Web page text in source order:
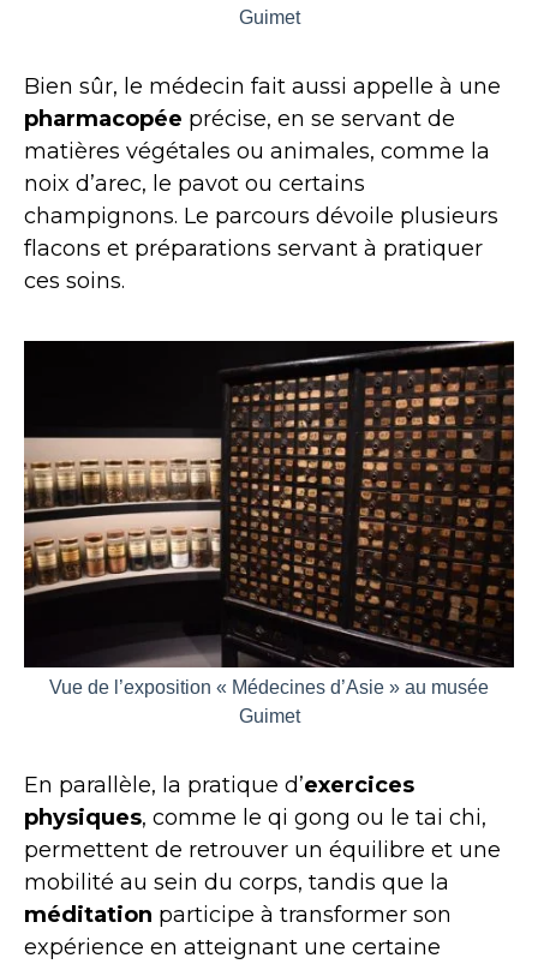
Guimet
Bien sûr, le médecin fait aussi appelle à une
pharmacopée précise, en se servant de
matières végétales ou animales, comme la
noix d’arec, le pavot ou certains
champignons. Le parcours dévoile plusieurs
flacons et préparations servant à pratiquer
ces soins.
Vue de l’exposition « Médecines d’Asie » au musée
Guimet
En parallèle, la pratique d’exercices
physiques, comme le qi gong ou le tai chi,
permettent de retrouver un équilibre et une
mobilité au sein du corps, tandis que la
méditation participe à transformer son
expérience en atteignant une certaine